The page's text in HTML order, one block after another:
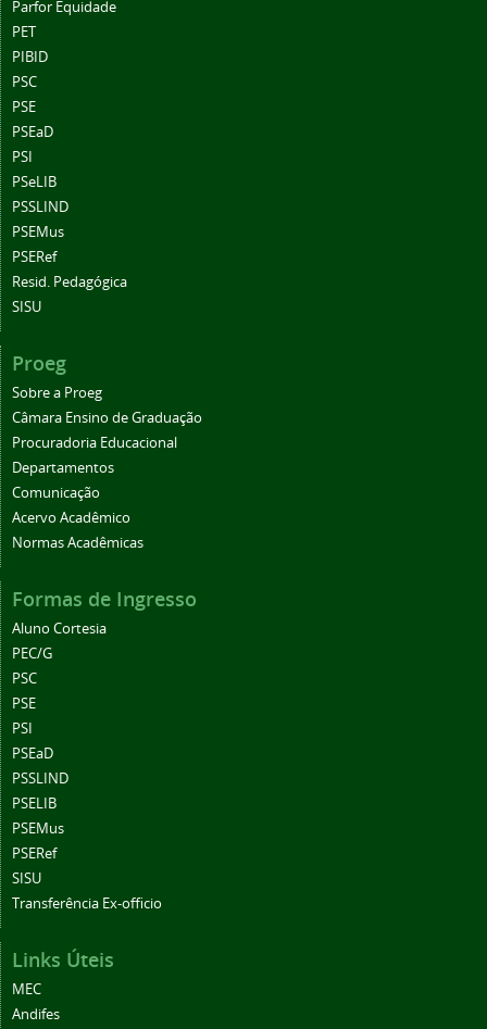
Parfor Equidade
PET
PIBID
PSC
PSE
PSEaD
PSI
PSeLIB
PSSLIND
PSEMus
PSERef
Resid. Pedagógica
SISU
Proeg
Sobre a Proeg
Câmara Ensino de Graduação
Procuradoria Educacional
Departamentos
Comunicação
Acervo Acadêmico
Normas Acadêmicas
Formas de Ingresso
Aluno Cortesia
PEC/G
PSC
PSE
PSI
PSEaD
PSSLIND
PSELIB
PSEMus
PSERef
SISU
Transferência Ex-officio
Links Úteis
MEC
Andifes